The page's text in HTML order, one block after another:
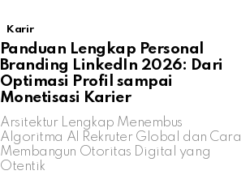
Karir
Panduan Lengkap Personal
Branding LinkedIn 2026: Dari
Optimasi Profil sampai
Monetisasi Karier
Arsitektur Lengkap Menembus
Algoritma AI Rekruter Global dan Cara
Membangun Otoritas Digital yang
Otentik